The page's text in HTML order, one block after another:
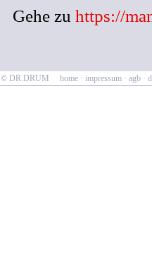
Gehe zu https://
© DR.DRUM home · impressum · agb ·